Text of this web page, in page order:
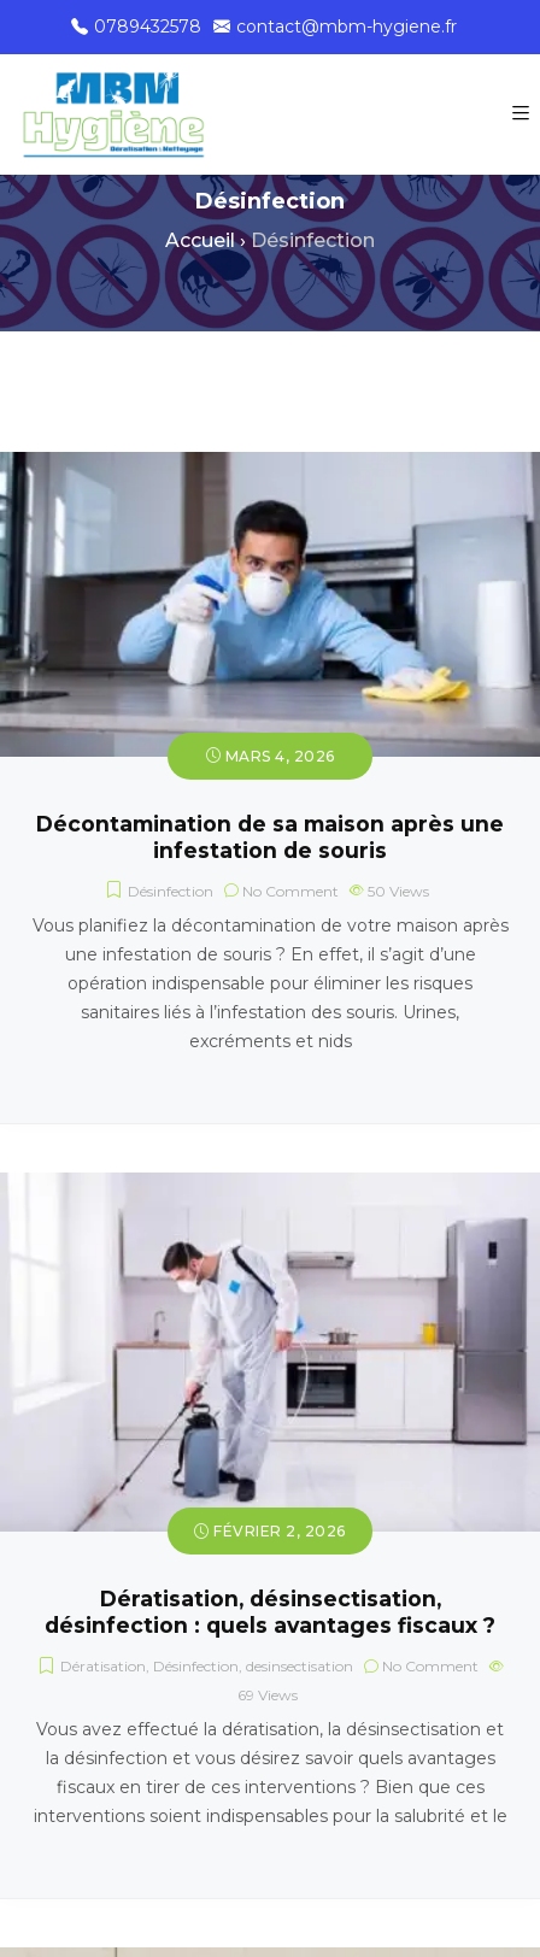
0789432578 contact@mbm-hygiene.fr
Désinfection
Accueil›Désinfection
MARS 4, 2026
Décontamination de sa maison après une
infestation de souris
Désinfection No Comment 50 Views
Vous planifiez la décontamination de votre maison après
une infestation de souris ? En effet, il s’agit d’une
opération indispensable pour éliminer les risques
sanitaires liés à l’infestation des souris. Urines,
excréments et nids
FÉVRIER 2, 2026
Dératisation, désinsectisation,
désinfection : quels avantages fiscaux ?
Dératisation, Désinfection, desinsectisation
No Comment
69 Views
Vous avez effectué la dératisation, la désinsectisation et
la désinfection et vous désirez savoir quels avantages
fiscaux en tirer de ces interventions ? Bien que ces
interventions soient indispensables pour la salubrité et le